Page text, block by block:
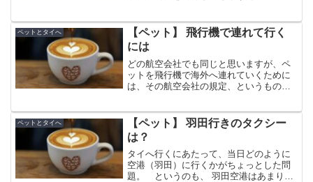
の日に備え、我が家の愛犬もマイクロチ
ップ埋め込んだり、動物...
ペットとタイへ
【ペット】 飛行機で連れて行く
には
どの航空会社でも同じと思いますが、ペ
ットを飛行機で海外へ連れていくために
は、その航空会社の規定、というものが
は早速タイ国際航空のホームページで情
報見てみまし...
ペットとタイへ
【ペット】 羽田行きのタクシー
は？
タイへ行くにあたって、当日どのように
空港（羽田）に行くかがちょっとした問
題。 というのも、 羽田空港はあまり利